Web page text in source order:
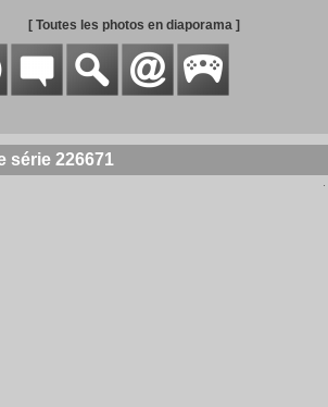
[ Toutes les photos en diaporama ]
série 226671